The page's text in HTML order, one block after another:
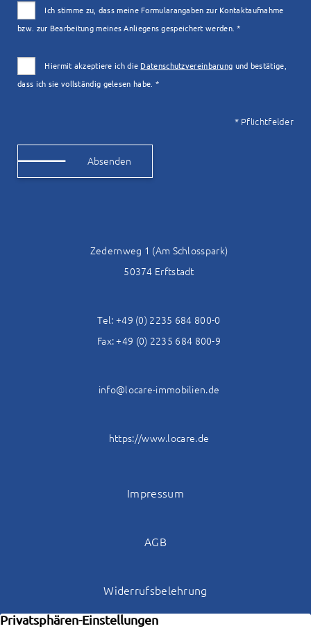
Ich stimme zu, dass meine Formularangaben zur Kontaktaufnahme
bzw. zur Bearbeitung meines Anliegens gespeichert werden. *
Hiermit akzeptiere ich die Datenschutzvereinbarung und bestätige,
dass ich sie vollständig gelesen habe. *
* Pflichtfelder
Zedernweg 1 (Am Schlosspark)
50374 Erftstadt
Tel: +49 (0) 2235 684 800-0
Fax: +49 (0) 2235 684 800-9
info@locare-immobilien.de
https://www.locare.de
Impressum
AGB
Widerrufsbelehrung